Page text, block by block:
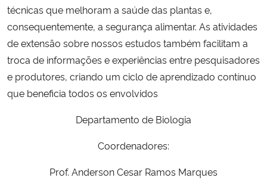
técnicas que melhoram a saúde das plantas e,
consequentemente, a segurança alimentar. As atividades
de extensão sobre nossos estudos também facilitam a
troca de informações e experiências entre pesquisadores
e produtores, criando um ciclo de aprendizado contínuo
que beneficia todos os envolvidos
Departamento de Biologia
Coordenadores:
Prof. Anderson Cesar Ramos Marques